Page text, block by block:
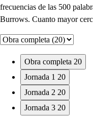
frecuencias de las 500
Burrows. Cuanto mayor
Obra completa 20
Jornada 1 20
Jornada 2 20
Jornada 3 20